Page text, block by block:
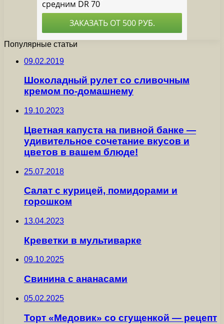
Популярные статьи
09.02.2019
Шоколадный рулет со сливочным
кремом по-домашнему
19.10.2023
Цветная капуста на пивной банке —
удивительное сочетание вкусов и
цветов в вашем блюде!
25.07.2018
Салат с курицей, помидорами и
горошком
13.04.2023
Креветки в мультиварке
09.10.2025
Свинина с ананасами
05.02.2025
Торт «Медовик» со сгущенкой — рецепт